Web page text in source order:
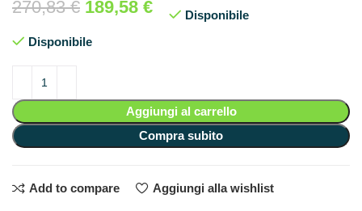
270,83€ 189,58 €
Disponibile
Disponibile
Aggiungi al carrello
Compra subito
Add to compare Aggiungi alla wishlist